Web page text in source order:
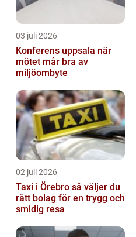
03 juli 2026
Konferens uppsala när
mötet mår bra av
miljöombyte
02 juli 2026
Taxi i Örebro så väljer du
rätt bolag för en trygg och
smidig resa